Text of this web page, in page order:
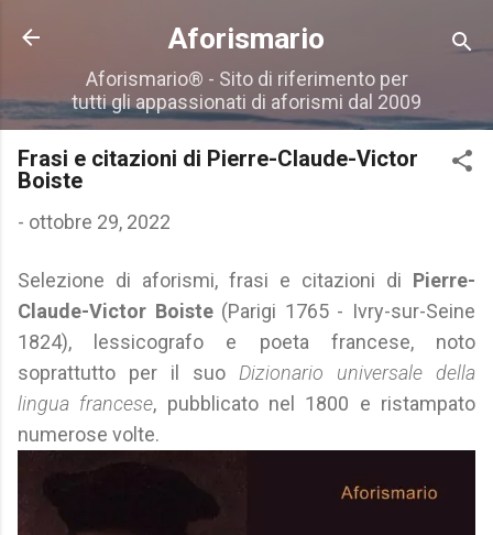
Passa ai contenuti principali
Aforismario
Aforismario® - Sito di riferimento per
tutti gli appassionati di aforismi dal 2009
Frasi e citazioni di Pierre-Claude-Victor
Boiste
- ottobre 29, 2022
Selezione di aforismi, frasi e citazioni di Pierre-
Claude-Victor Boiste(Parigi 1765 - Ivry-sur-Seine
1824), lessicografo e poeta francese, noto
soprattutto per il suo Dizionario universale della
lingua francese, pubblicato nel 1800 e ristampato
numerose volte.